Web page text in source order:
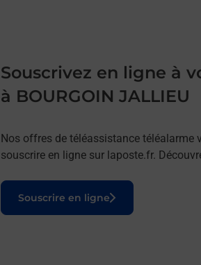
Souscrivez en ligne à
à BOURGOIN JALLIEU
Nos offres de téléassistance téléalarme
souscrire en ligne sur laposte.fr.
Souscrire en ligne
Le lien s'ouvre dans un nouvel onglet